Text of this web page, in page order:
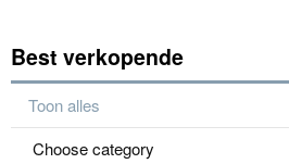
Best verkopende
Toon alles
Choose category